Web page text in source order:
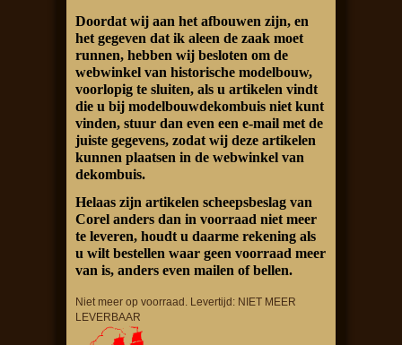
Doordat wij aan het afbouwen zijn, en
het gegeven dat ik aleen de zaak moet
runnen, hebben wij besloten om de
webwinkel van historische modelbouw,
voorlopig te sluiten, als u artikelen vindt
die u bij modelbouwdekombuis niet kunt
vinden, stuur dan even een e-mail met de
juiste gegevens, zodat wij deze artikelen
kunnen plaatsen in de webwinkel van
dekombuis.
Helaas zijn artikelen scheepsbeslag van
Corel anders dan in voorraad niet meer
te leveren, houdt u daarme rekening als
u wilt bestellen waar geen voorraad meer
van is, anders even mailen of bellen.
Niet meer op voorraad. Levertijd: NIET MEER
LEVERBAAR